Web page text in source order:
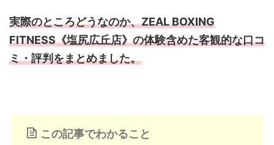
実際のところどうなのか、ZEAL BOXING
FITNESS《塩尻広丘店》の体験含めた客観的な口コ
ミ・評判をまとめました。
この記事でわかること